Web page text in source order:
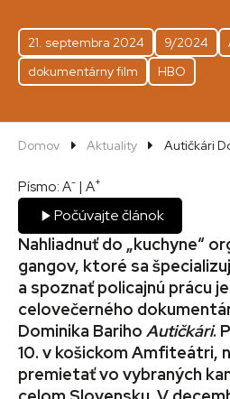
21. septembra 2024 9/2024
dokumentárny film
HBO
Domov Aktuality Autičkári
Písmo: A- | A+
Počúvajte článok
Nahliadnuť do „kuchyne“
gangov, ktoré sa
a spoznať policajnú prácu
celovečerného
Dominika Bariho Autičkári.
10. v košickom Amfiteátri,
premietať vo vybraných